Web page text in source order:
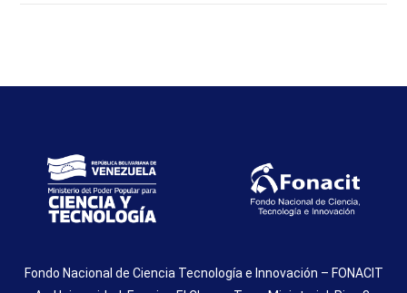
Fondo Nacional de Ciencia Tecnología e Innovación – FONACIT